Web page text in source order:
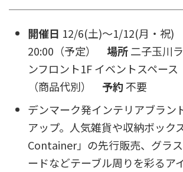
開催日 12/6(土)〜1/12(月・祝)
20:00（予定） 場所二子玉川
ンフロント1F イベントスペース
（商品代別） 予約不要
デンマーク発インテリアブラン
アップ。人気雑貨や収納ボック
Container」の先行販売、グラ
ードなどテーブル周りを彩るア